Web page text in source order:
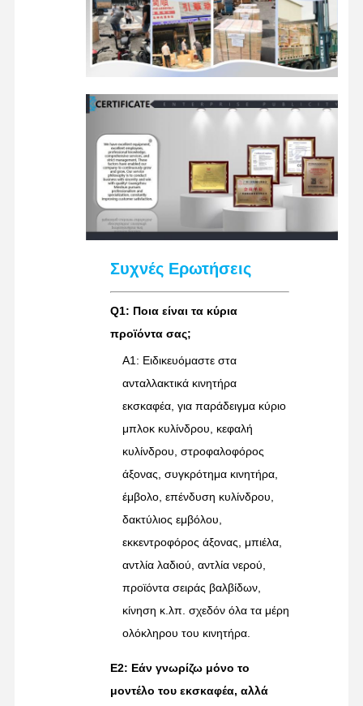
Συχνές Ερωτήσεις
Q1: Ποια είναι τα κύρια
προϊόντα σας;
A1: Ειδικευόμαστε στα
ανταλλακτικά κινητήρα
εκσκαφέα, για παράδειγμα κύριο
μπλοκ κυλίνδρου, κεφαλή
κυλίνδρου, στροφαλοφόρος
άξονας, συγκρότημα κινητήρα,
έμβολο, επένδυση κυλίνδρου,
δακτύλιος εμβόλου,
εκκεντροφόρος άξονας, μπιέλα,
αντλία λαδιού, αντλία νερού,
προϊόντα σειράς βαλβίδων,
κίνηση κ.λπ. σχεδόν όλα τα μέρη
ολόκληρου του κινητήρα.
Ε2: Εάν γνωρίζω μόνο το
μοντέλο του εκσκαφέα, αλλά